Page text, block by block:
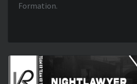
Formation.